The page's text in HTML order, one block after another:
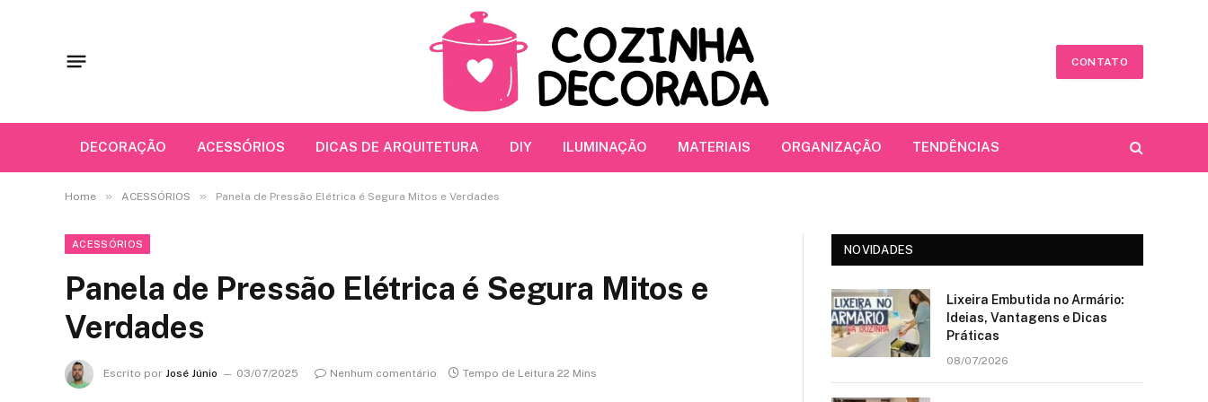
CONTATO
DECORAÇÃO ACESSÓRIOS DICAS DE ARQUITETURA DIY ILUMINAÇÃO MATERIAIS ORGANIZAÇÃO TENDÊNCIAS
Home » ACESSÓRIOS » Panela de Pressão Elétrica é Segura Mitos e Verdades
ACESSÓRIOS
Panela de Pressão Elétrica é Segura Mitos e
Verdades
Escrito por José Júnio 03/07/2025 Nenhum comentário Tempo de Leitura 22 Mins
NOVIDADES
Lixeira Embutida no Armário:
Ideias, Vantagens e Dicas
Práticas
08/07/2026